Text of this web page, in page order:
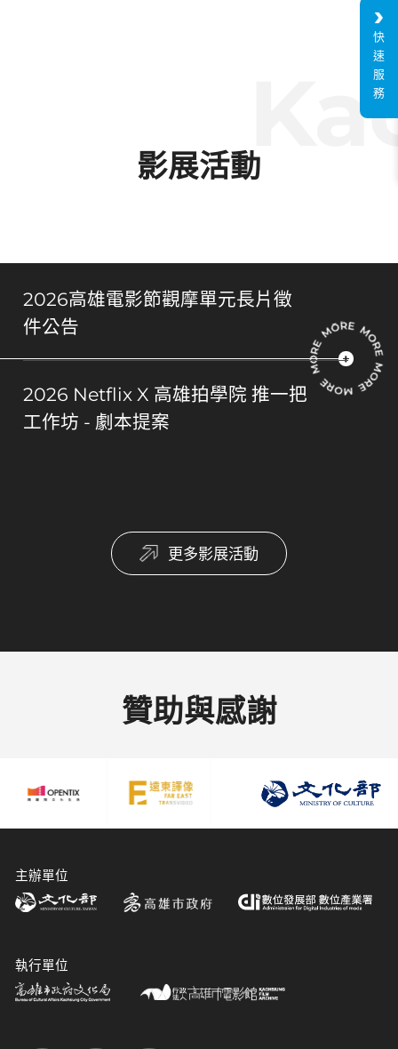
影展活動
2026高雄電影節觀摩單元長片徵
件公告
2026 Netflix X 高雄拍學院 推一把
工作坊 - 劇本提案
更多影展活動
贊助與感謝
主辦單位
執行單位
快
速
服
務